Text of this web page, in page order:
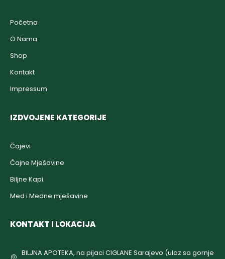
Početna
O Nama
Shop
Kontakt
Impressum
IZDVOJENE KATEGORIJE
Čajevi
Čajne Mješavine
Biljne Kapi
Med i Medne mješavine
KONTAKT I LOKACIJA
BILJNA APOTEKA, na pijaci CIGLANE Sarajevo (ulaz sa gornje